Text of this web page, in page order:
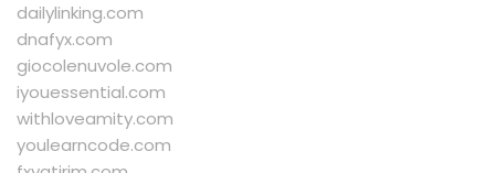
dailylinking.com
dnafyx.com
giocolenuvole.com
iyouessential.com
withloveamity.com
youlearncode.com